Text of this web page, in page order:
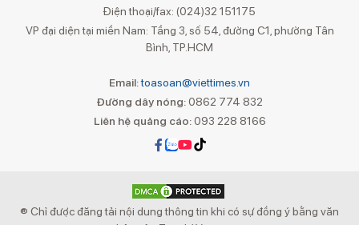
Điện thoại/fax: (024)32 151175
VP đại diện tại miền Nam: Tầng 3, số 54, đường C1, phường Tân
Bình, TP.HCM
Email:toasoan@viettimes.vn
Đường dây nóng: 0862 774 832
Liên hệ quảng cáo:093 228 8166
® Chỉ được đăng tải nội dung thông tin khi có sự đồng ý bằng văn